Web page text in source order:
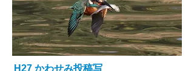
H27 かわせみ投稿写